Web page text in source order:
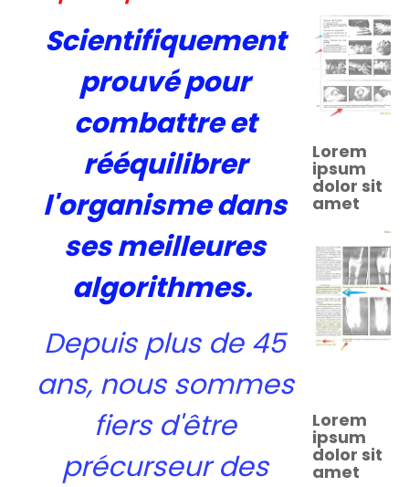
Scientifiquement
prouvé pour
combattre et
rééquilibrer
l'organisme dans
ses meilleures
algorithmes.
Depuis plus de 45
ans, nous sommes
fiers d'être
précurseur des
Lorem
ipsum
dolor sit
amet
Lorem
ipsum
dolor sit
amet